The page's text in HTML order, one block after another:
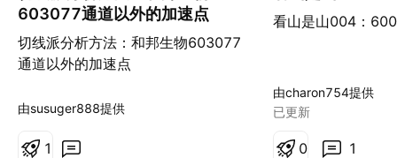
603077通道以外的加速点
切线派分析方法：和邦生物603077
通道以外的加速点
由susuger888提供
1
看山是山004：
由charon754提供
已更新
1
0